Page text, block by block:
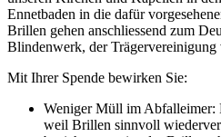
Ennetbaden in die dafür
Brillen gehen anschliessend zum
Blindenwerk, der
Mit Ihrer Spende bewirken Sie:
Weniger Müll im Abfalleimer:
weil Brillen sinnvoll